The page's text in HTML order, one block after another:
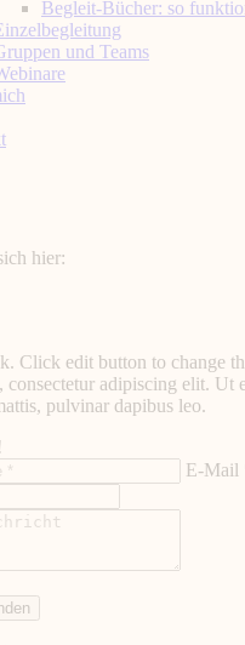
Begleit-Bücher: so
und Teams
hier:
Click edit button to change
consectetur adipiscing elit. Ut
pulvinar dapibus leo.
E-Mail